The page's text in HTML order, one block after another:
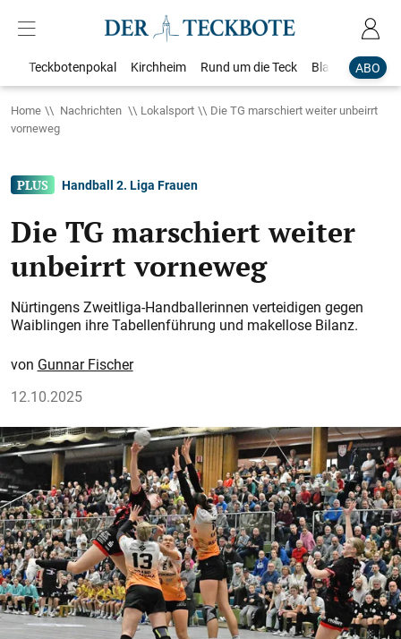
ABO
Teckbotenpokal Kirchheim Rund um die Teck Blaulicht
Home Nachrichten Lokalsport
Die TG marschiert weiter unbeirrt
vorneweg
Handball 2. Liga Frauen
Die TG marschiert weiter
unbeirrt vorneweg
Nürtingens Zweitliga-Handballerinnen verteidigen gegen
Waiblingen ihre Tabellenführung und makellose Bilanz.
Gunnar Fischer
12.10.2025